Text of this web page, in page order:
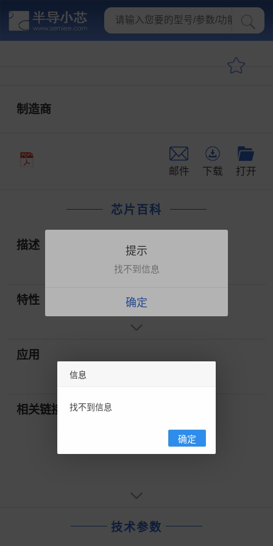
制造商
邮件 下载 打开
芯片百科
描述
特性
应用
相关链接
技术参数
提示
找不到信息
确定
信息
找不到信息
确定